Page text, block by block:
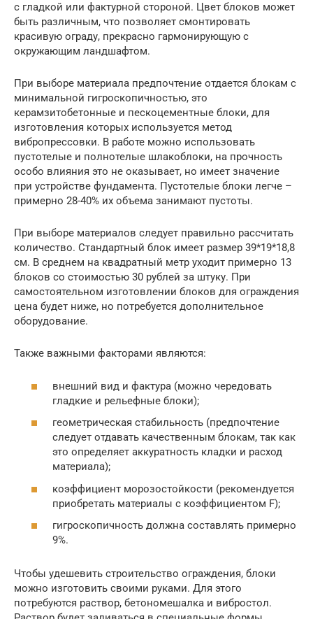
с гладкой или фактурной стороной. Цвет блоков может
быть различным, что позволяет смонтировать
красивую ограду, прекрасно гармонирующую с
окружающим ландшафтом.
При выборе материала предпочтение отдается блокам с
минимальной гигроскопичностью, это
керамзитобетонные и пескоцементные блоки, для
изготовления которых используется метод
вибропрессовки. В работе можно использовать
пустотелые и полнотелые шлакоблоки, на прочность
особо влияния это не оказывает, но имеет значение
при устройстве фундамента. Пустотелые блоки легче –
примерно 28-40% их объема занимают пустоты.
При выборе материалов следует правильно рассчитать
количество. Стандартный блок имеет размер 39*19*18,8
см. В среднем на квадратный метр уходит примерно 13
блоков со стоимостью 30 рублей за штуку. При
самостоятельном изготовлении блоков для ограждения
цена будет ниже, но потребуется дополнительное
оборудование.
Также важными факторами являются:
внешний вид и фактура (можно чередовать
гладкие и рельефные блоки);
геометрическая стабильность (предпочтение
следует отдавать качественным блокам, так как
это определяет аккуратность кладки и расход
материала);
коэффициент морозостойкости (рекомендуется
приобретать материалы с коэффициентом F);
гигроскопичность должна составлять примерно
9%.
Чтобы удешевить строительство ограждения, блоки
можно изготовить своими руками. Для этого
потребуются раствор, бетономешалка и вибростол.